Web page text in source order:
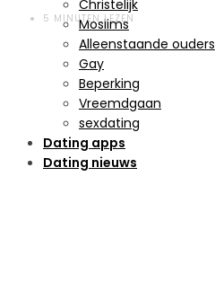
Christelijk
Moslims
Alleenstaande ouders
Gay
Beperking
Vreemdgaan
sexdating
Dating apps
Dating nieuws
5 MINUTEN LEZEN